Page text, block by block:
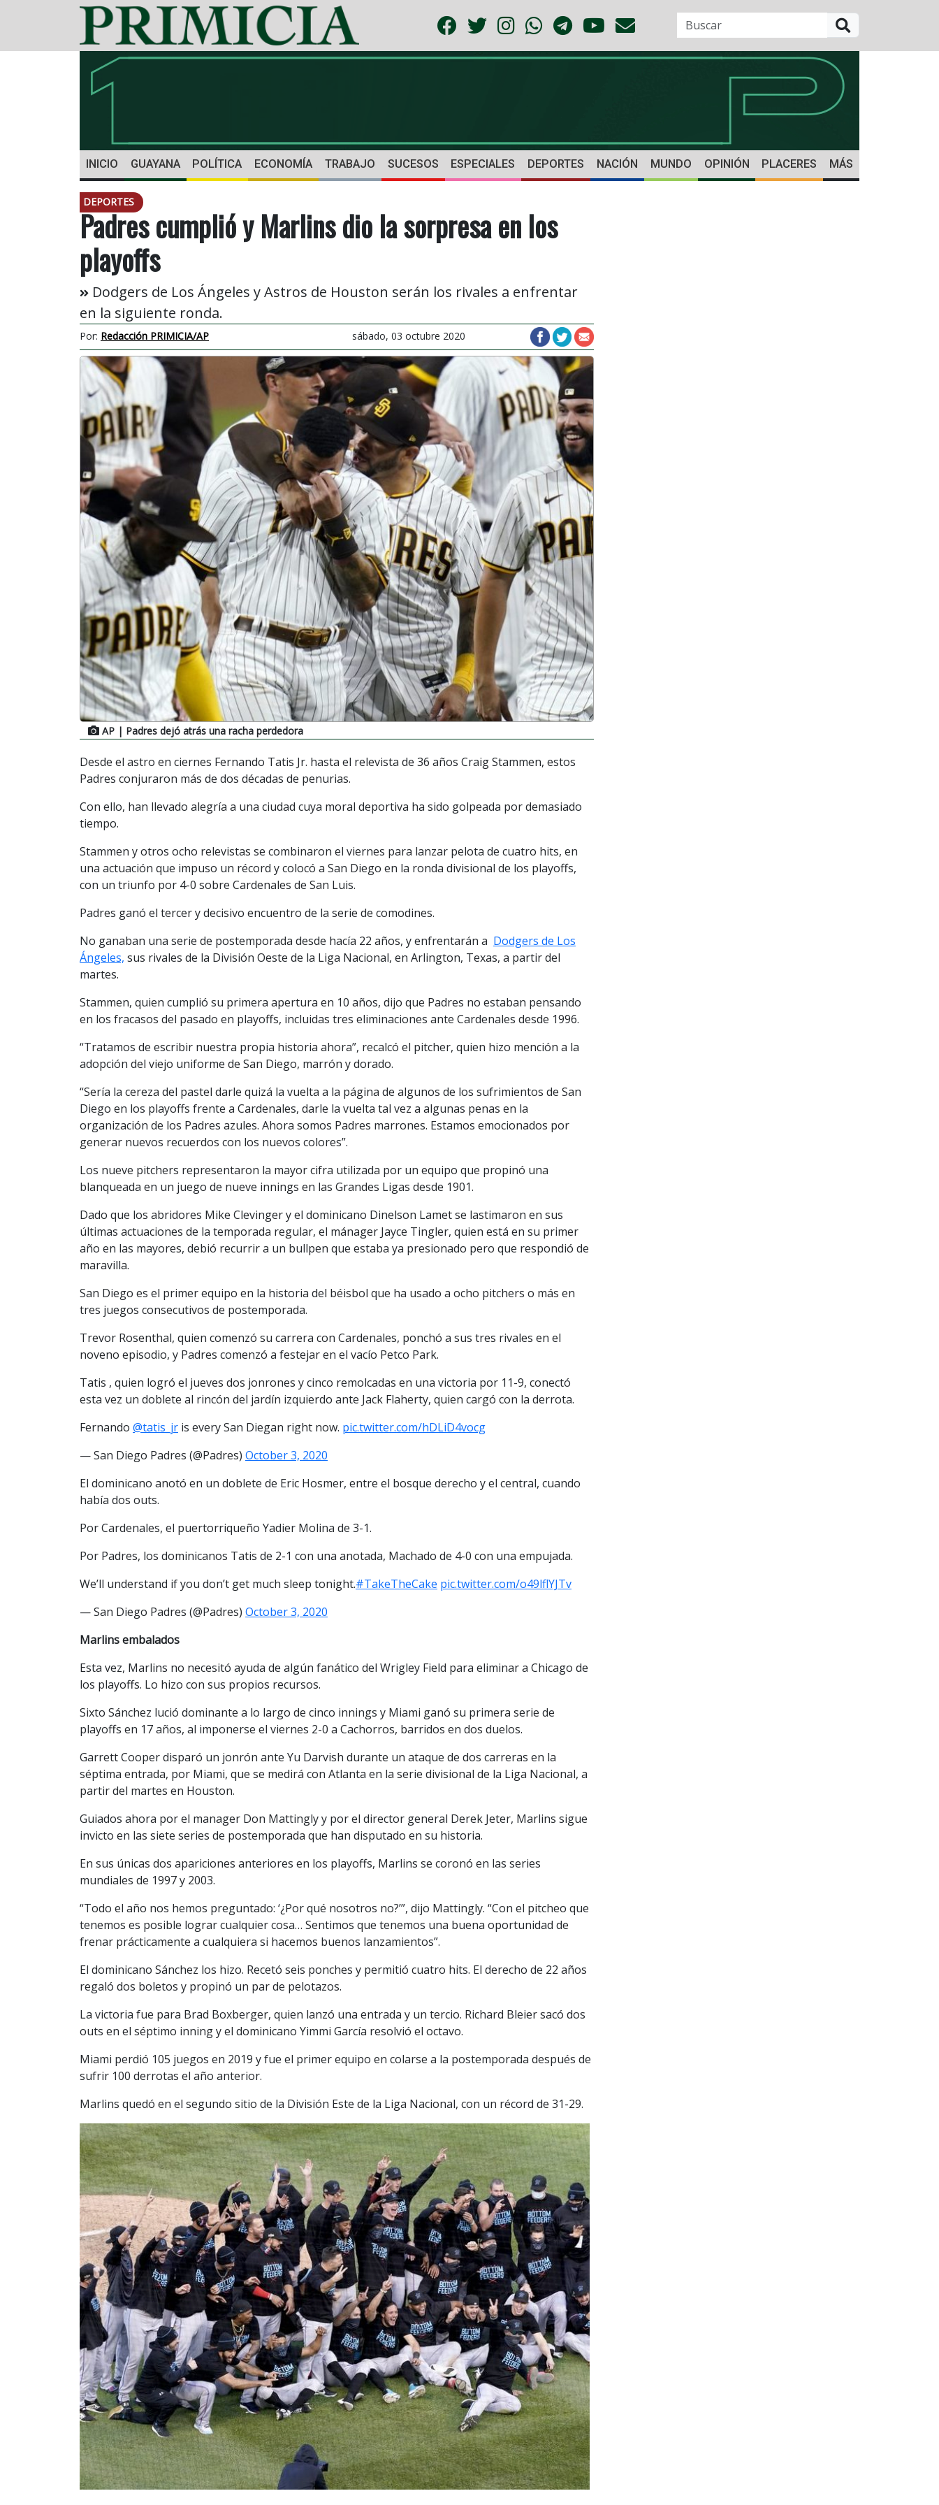
INICIO GUAYANA POLÍTICA ECONOMÍA TRABAJO SUCESOS ESPECIALES DEPORTES NACIÓN MUNDO OPINIÓN PLACERES MÁS
DEPORTES
Padres cumplió y Marlins dio la sorpresa en los
playoffs
Dodgers de Los Ángeles y Astros de Houston serán los rivales a enfrentar
en la siguiente ronda.
Por: Redacción PRIMICIA/AP sábado, 03 octubre 2020
AP | Padres dejó atrás una racha perdedora
Desde el astro en ciernes Fernando Tatis Jr. hasta el relevista de 36 años Craig Stammen, estos
Padres conjuraron más de dos décadas de penurias.
Con ello, han llevado alegría a una ciudad cuya moral deportiva ha sido golpeada por demasiado
tiempo.
Stammen y otros ocho relevistas se combinaron el viernes para lanzar pelota de cuatro hits, en
una actuación que impuso un récord y colocó a San Diego en la ronda divisional de los playoffs,
con un triunfo por 4-0 sobre Cardenales de San Luis.
Padres ganó el tercer y decisivo encuentro de la serie de comodines.
No ganaban una serie de postemporada desde hacía 22 años, y enfrentarán a Dodgers de Los
Ángeles, sus rivales de la División Oeste de la Liga Nacional, en Arlington, Texas, a partir del
martes.
Stammen, quien cumplió su primera apertura en 10 años, dijo que Padres no estaban pensando
en los fracasos del pasado en playoffs, incluidas tres eliminaciones ante Cardenales desde 1996.
“Tratamos de escribir nuestra propia historia ahora”, recalcó el pitcher, quien hizo mención a la
adopción del viejo uniforme de San Diego, marrón y dorado.
“Sería la cereza del pastel darle quizá la vuelta a la página de algunos de los sufrimientos de San
Diego en los playoffs frente a Cardenales, darle la vuelta tal vez a algunas penas en la
organización de los Padres azules. Ahora somos Padres marrones. Estamos emocionados por
generar nuevos recuerdos con los nuevos colores”.
Los nueve pitchers representaron la mayor cifra utilizada por un equipo que propinó una
blanqueada en un juego de nueve innings en las Grandes Ligas desde 1901.
Dado que los abridores Mike Clevinger y el dominicano Dinelson Lamet se lastimaron en sus
últimas actuaciones de la temporada regular, el mánager Jayce Tingler, quien está en su primer
año en las mayores, debió recurrir a un bullpen que estaba ya presionado pero que respondió de
maravilla.
San Diego es el primer equipo en la historia del béisbol que ha usado a ocho pitchers o más en
tres juegos consecutivos de postemporada.
Trevor Rosenthal, quien comenzó su carrera con Cardenales, ponchó a sus tres rivales en el
noveno episodio, y Padres comenzó a festejar en el vacío Petco Park.
Tatis , quien logró el jueves dos jonrones y cinco remolcadas en una victoria por 11-9, conectó
esta vez un doblete al rincón del jardín izquierdo ante Jack Flaherty, quien cargó con la derrota.
Fernando @tatis_jr is every San Diegan right now. pic.twitter.com/hDLiD4vocg
— San Diego Padres (@Padres) October 3, 2020
El dominicano anotó en un doblete de Eric Hosmer, entre el bosque derecho y el central, cuando
había dos outs.
Por Cardenales, el puertorriqueño Yadier Molina de 3-1.
Por Padres, los dominicanos Tatis de 2-1 con una anotada, Machado de 4-0 con una empujada.
We’ll understand if you don’t get much sleep tonight.#TakeTheCake pic.twitter.com/o49lflYJTv
— San Diego Padres (@Padres) October 3, 2020
Marlins embalados
Esta vez, Marlins no necesitó ayuda de algún fanático del Wrigley Field para eliminar a Chicago de
los playoffs. Lo hizo con sus propios recursos.
Sixto Sánchez lució dominante a lo largo de cinco innings y Miami ganó su primera serie de
playoffs en 17 años, al imponerse el viernes 2-0 a Cachorros, barridos en dos duelos.
Garrett Cooper disparó un jonrón ante Yu Darvish durante un ataque de dos carreras en la
séptima entrada, por Miami, que se medirá con Atlanta en la serie divisional de la Liga Nacional, a
partir del martes en Houston.
Guiados ahora por el manager Don Mattingly y por el director general Derek Jeter, Marlins sigue
invicto en las siete series de postemporada que han disputado en su historia.
En sus únicas dos apariciones anteriores en los playoffs, Marlins se coronó en las series
mundiales de 1997 y 2003.
“Todo el año nos hemos preguntado: ‘¿Por qué nosotros no?’”, dijo Mattingly. “Con el pitcheo que
tenemos es posible lograr cualquier cosa… Sentimos que tenemos una buena oportunidad de
frenar prácticamente a cualquiera si hacemos buenos lanzamientos”.
El dominicano Sánchez los hizo. Recetó seis ponches y permitió cuatro hits. El derecho de 22 años
regaló dos boletos y propinó un par de pelotazos.
La victoria fue para Brad Boxberger, quien lanzó una entrada y un tercio. Richard Bleier sacó dos
outs en el séptimo inning y el dominicano Yimmi García resolvió el octavo.
Miami perdió 105 juegos en 2019 y fue el primer equipo en colarse a la postemporada después de
sufrir 100 derrotas el año anterior.
Marlins quedó en el segundo sitio de la División Este de la Liga Nacional, con un récord de 31-29.